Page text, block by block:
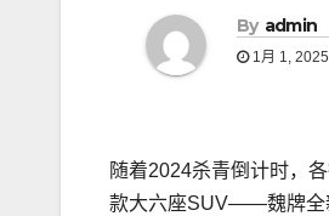
By admin
1月 1, 2025
随着2024杀青倒计时，
款大六座SUV——魏牌全